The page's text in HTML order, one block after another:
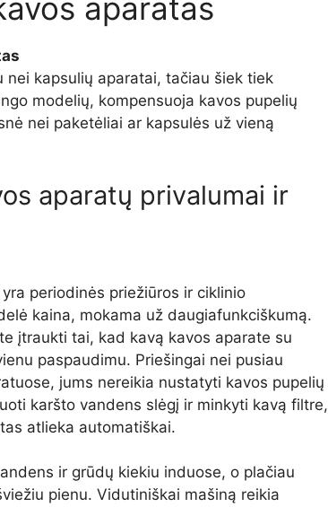
aparatas
kapsulių aparatai, tačiau šiek tiek
modelių, kompensuoja kavos pupelių
nei paketėliai ar kapsulės už vieną
aparatų privalumai ir
periodinės priežiūros ir ciklinio
kaina, mokama už daugiafunkciškumą.
įtraukti tai, kad kavą kavos aparate su
paspaudimu. Priešingai nei pusiau
jums nereikia nustatyti kavos pupelių
karšto vandens slėgį ir minkyti kavą filtre,
atlieka automatiškai.
ir grūdų kiekiu induose, o plačiau
pienu. Vidutiniškai mašiną reikia